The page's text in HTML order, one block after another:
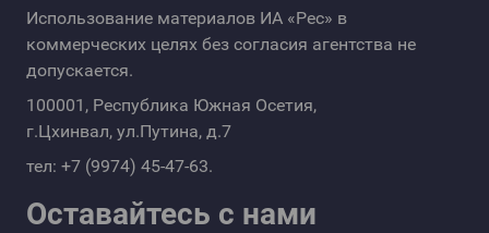
Использование материалов ИА «Рес» в
коммерческих целях без согласия агентства не
допускается.
100001, Республика Южная Осетия,
г.Цхинвал, ул.Путина, д.7
тел: +7 (9974) 45-47-63.
Оставайтесь с нами